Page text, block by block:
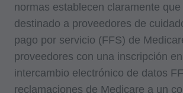
normas establecen claramente
destinado a proveedores de
pago por servicio (FFS) de
proveedores con una inscripción
intercambio electrónico de datos
reclamaciones de Medicare a un